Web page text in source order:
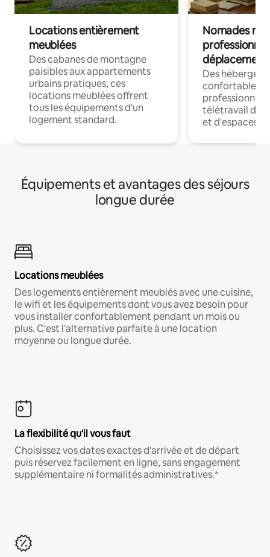
Locations entièrement
meublées
Des cabanes de montagne
paisibles aux appartements
urbains pratiques, ces
locations meublées offrent
tous les équipements d'un
logement standard.
Nomades
déplacement
Des
confortables
professionnels
télétravail
et d'espaces
Équipements et avantages des séjours
longue durée
Locations meublées
Des logements entièrement meublés avec une cuisine,
le wifi et les équipements dont vous avez besoin pour
vous installer confortablement pendant un mois ou
plus. C'est l'alternative parfaite à une location
moyenne ou longue durée.
La flexibilité qu'il vous faut
Choisissez vos dates exactes d'arrivée et de départ
puis réservez facilement en ligne, sans engagement
supplémentaire ni formalités administratives.*